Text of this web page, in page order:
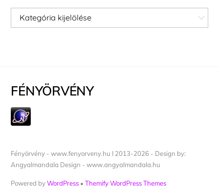
Kategóriák
FÉNYÖRVÉNY
Fényörvény - www.fenyorveny.hu I 2013-2026 - Design by:
Angyalmandala Design - www.angyalmandala.hu
Powered byWordPress •Themify WordPress Themes